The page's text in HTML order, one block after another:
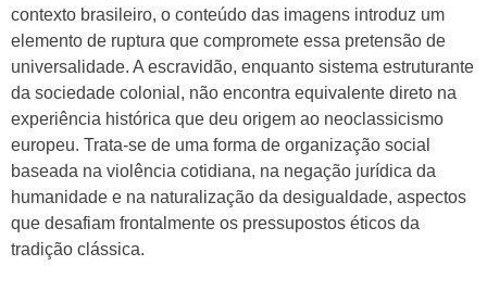
contexto brasileiro, o conteúdo das imagens introduz um
elemento de ruptura que compromete essa pretensão de
universalidade. A escravidão, enquanto sistema estruturante
da sociedade colonial, não encontra equivalente direto na
experiência histórica que deu origem ao neoclassicismo
europeu. Trata-se de uma forma de organização social
baseada na violência cotidiana, na negação jurídica da
humanidade e na naturalização da desigualdade, aspectos
que desafiam frontalmente os pressupostos éticos da
tradição clássica.